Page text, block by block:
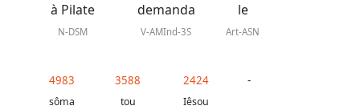
à Pilate
N-DSM
demanda
V-AMInd-3S
le
Art-ASN
4983
sôma
3588
tou
2424
Iêsou
-
Bible